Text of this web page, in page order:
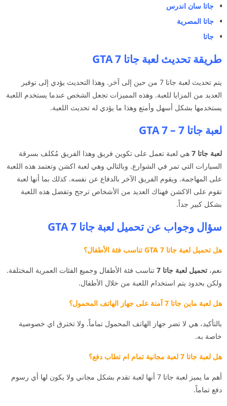
جاتا سان اندرس
جاتا المصرية
جاتا
طريقة تحديث لعبة جاتا GTA 7
يتم تحديث لعبة جاتا 7 من حين إلى آخر. وهذا التحديث يؤدي إلى توفير
العديد من المزايا للعبة. وهذه المميزات تجعل الشخص عندما يستخدم اللعبة
يستخدمها بشكل أسهل وأمتع وهذا ما يؤدي له تحديث اللعبة.
لعبة جاتا 7 – GTA 7
لعبة جاتا 7
هي لعبة تعمل على تكوين فريق وهذا الفريق مُكلف بسرقة
السيارات التي تمر في الشوارع. وبالتالي وهي لعبة اكشن وتعتمد هذه اللعبة
على المهاجمة. ويقوم الفريق الآخر بالدفاع عن نفسه. كذلك بما أنها لعبة
تقوم على الاكشن فهناك العديد من الأشخاص ترجح وتفضل هذه اللعبة
بشكل كبير جداً.
سؤال وجواب عن تحميل لعبة جاتا 7 GTA
هل تحميل لعبة جاتا 7 GTA تناسب فئة الأطفال؟
نعم، تحميل لعبة جاتا 7
تناسب فئة الأطفال وجميع الفئات العمرية المختلفة.
ولكن بحدود يتم استخدام اللعبة من خلال الأطفال.
هل لعبة ماين جاتا 7 آمنة على جهاز الهاتف المحمول؟
بالتأكيد، هي لا تضر جهاز الهاتف المحمول تماماً. ولا تخترق اي خصوصية
خاصة به.
هل لعبة جاتا 7 لعبة مجانية تمام ام تطاب دفع؟
أهم ما يميز لعبة جاتا 7 أنها لعبة تقدم بشكل مجاني ولا يكون لها أي رسوم
دفع تماماً.